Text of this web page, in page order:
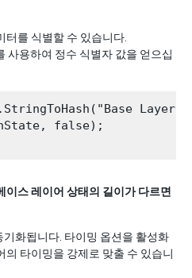
터를 식별할 수 있습니다.
사용하여 정수 식별자 값을 얻으십
false);
이스 레이어 상태의 길이가 다르면
화됩니다. 타이밍 옵션을 활성화
타이밍을 강제로 맞출 수 있습니